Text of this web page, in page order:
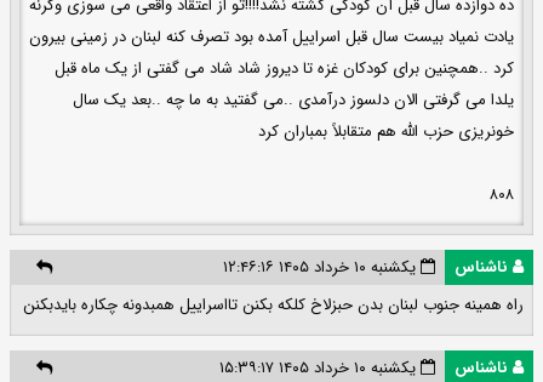
یادت نمیاد بیست سال قبل اسراییل آمده بود تصرف کنه لبنان در زمینی بیرون
کرد ..همچنین برای کودکان غزه تا دیروز شاد شاد می گفتی از یک ماه قبل
یلدا می گرفتی الان دلسوز درآمدی ..می گفتید به ما چه ..بعد یک سال
خونریزی حزب الله هم متقابلاً بمباران کرد
۸۰۸
ناشناس
یکشنبه ۱۰ خرداد ۱۴۰۵ ۱۲:۴۶:۱۶
راه همینه جنوب لبنان بدن حبزلاخ کلکه بکنن تااسراییل همبدونه چکاره بایدبکنن
ناشناس
یکشنبه ۱۰ خرداد ۱۴۰۵ ۱۵:۳۹:۱۷